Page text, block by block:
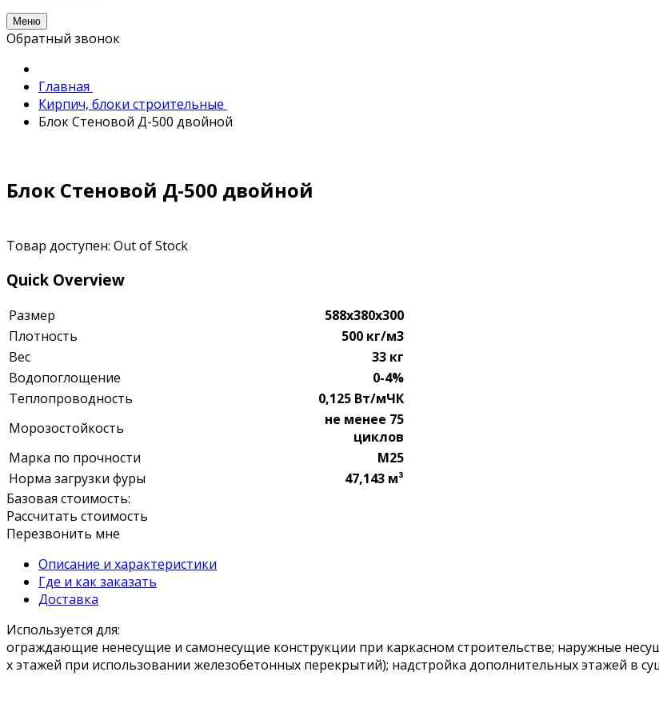
Меню
Обратный звонок
Главная
Кирпич, блоки строительные
Блок Стеновой Д-500 двойной
Блок Стеновой Д-500 двойной
Товар доступен: Out of Stock
Quick Overview
Размер
588х380х300
Плотность
500 кг/м3
Вес
33 кг
Водопоглощение
0-4%
Теплопроводность
0,125 Вт/мЧК
Морозостойкость
не менее 75
циклов
Марка по прочности
М25
Норма загрузки фуры
47,143 м³
Базовая стоимость:
Рассчитать стоимость
Перезвонить мне
Описание и характеристики
Где и как заказать
Доставка
Используется для:
ограждающие ненесущие и самонесущие конструкции при каркасном строительстве; наружные
х этажей при использовании железобетонных перекрытий); надстройка дополнительных этажей в